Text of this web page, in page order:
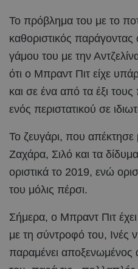
Το πρόβλημα του με το
καθοριστικός
γάμου του με την
ότι ο Μπραντ Πιτ είχε
και σε ένα από τα έξι τους
ενός περιστατικού σε
Το ζευγάρι, που
Ζαχάρα, Σιλό και τα
οριστικά το 2019, ενώ
του μόλις πέρσι.
Σήμερα, ο Μπραντ Πιτ
με τη σύντροφό του, Ινές
παραμένει αποξενωμένος